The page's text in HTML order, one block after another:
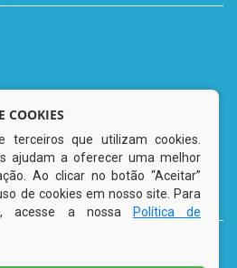
COOKIES
terceiros que utilizam cookies.
ajudam a oferecer uma melhor
Ao clicar no botão “Aceitar”
de cookies em nosso site. Para
acesse a nossa
Política de